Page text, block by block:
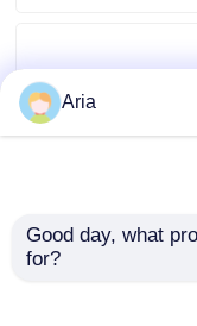
連絡 ください
引金 を 求め て
MECAIR 修理キッ
Aria
Good day, what
for?